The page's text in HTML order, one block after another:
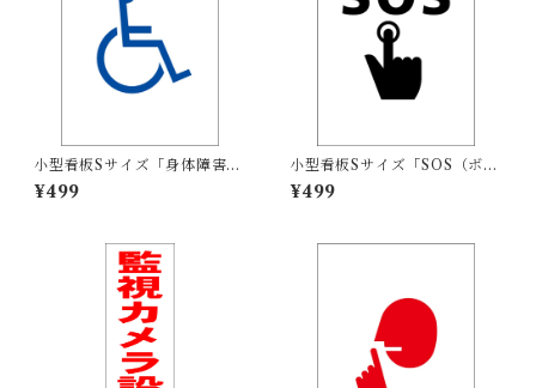
小型看板Sサイズ「身体障害者
マーク（青）」 屋外可【その
他・マーク】
¥499
小型看板Sサイズ「SOS（ボタ
ン）マーク（黒）」 屋外可
【その他・マーク】
¥499